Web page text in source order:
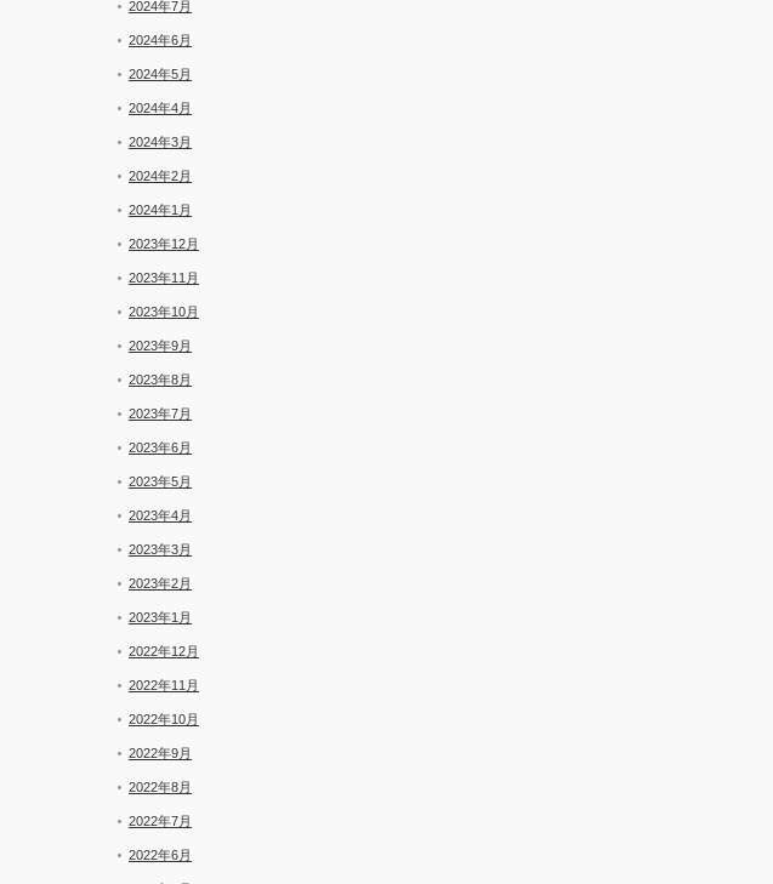
2024年7月
2024年6月
2024年5月
2024年4月
2024年3月
2024年2月
2024年1月
2023年12月
2023年11月
2023年10月
2023年9月
2023年8月
2023年7月
2023年6月
2023年5月
2023年4月
2023年3月
2023年2月
2023年1月
2022年12月
2022年11月
2022年10月
2022年9月
2022年8月
2022年7月
2022年6月